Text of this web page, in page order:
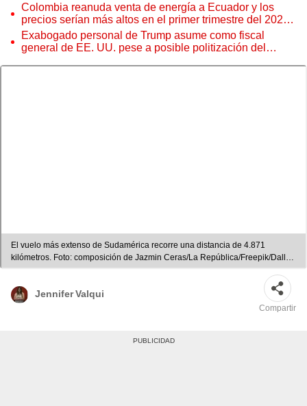
Colombia reanuda venta de energía a Ecuador y los
precios serían más altos en el primer trimestre del 2027,
según Cenace
Exabogado personal de Trump asume como fiscal
general de EE. UU. pese a posible politización del
El vuelo más extenso de Sudamérica recorre una distancia de 4.871
kilómetros. Foto: composición de Jazmin Ceras/La República/Freepik/Dall-e
de ChatGPT
Jennifer Valqui
Compartir